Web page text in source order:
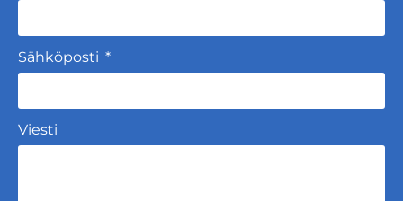
Sähköposti
Viesti